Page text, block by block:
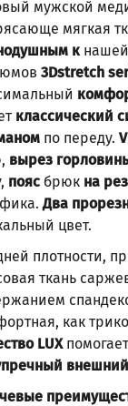
мужской
мягкая
кнашей
3Dstretch
классический
по переду.
вырез
пояс брюк на
Два
цвет.
плотности,
ткань
как
LUX